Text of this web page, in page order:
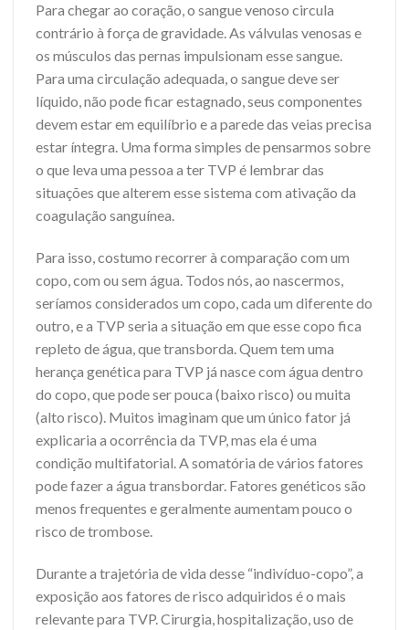
Para chegar ao coração, o sangue venoso circula
contrário à força de gravidade. As válvulas venosas e
os músculos das pernas impulsionam esse sangue.
Para uma circulação adequada, o sangue deve ser
líquido, não pode ficar estagnado, seus componentes
devem estar em equilíbrio e a parede das veias precisa
estar íntegra. Uma forma simples de pensarmos sobre
o que leva uma pessoa a ter TVP é lembrar das
situações que alterem esse sistema com ativação da
coagulação sanguínea.
Para isso, costumo recorrer à comparação com um
copo, com ou sem água. Todos nós, ao nascermos,
seríamos considerados um copo, cada um diferente do
outro, e a TVP seria a situação em que esse copo fica
repleto de água, que transborda. Quem tem uma
herança genética para TVP já nasce com água dentro
do copo, que pode ser pouca (baixo risco) ou muita
(alto risco). Muitos imaginam que um único fator já
explicaria a ocorrência da TVP, mas ela é uma
condição multifatorial. A somatória de vários fatores
pode fazer a água transbordar. Fatores genéticos são
menos frequentes e geralmente aumentam pouco o
risco de trombose.
Durante a trajetória de vida desse “indivíduo-copo”, a
exposição aos fatores de risco adquiridos é o mais
relevante para TVP. Cirurgia, hospitalização, uso de